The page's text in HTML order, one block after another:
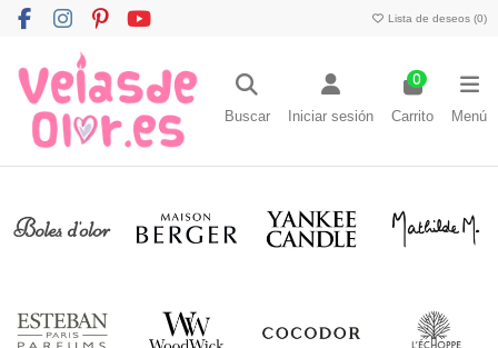
Lista de deseos (0)
Buscar Iniciar sesión
0
Carrito Menú